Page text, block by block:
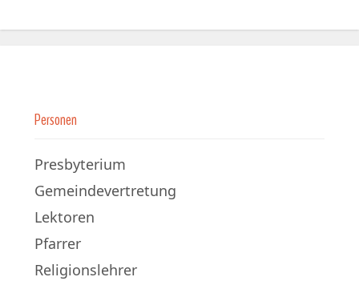
Personen
Presbyterium
Gemeindevertretung
Lektoren
Pfarrer
Religionslehrer